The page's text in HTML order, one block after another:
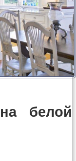
белой